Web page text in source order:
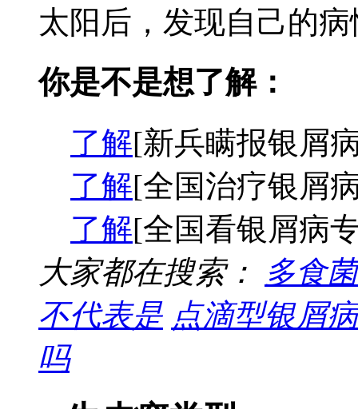
太阳后，发现自己的
你是不是想了解：
了解[新兵瞒报银屑
了解[全国治疗银屑
了解[全国看银屑病
大家都在搜索：
多食
不代表是 点滴型银屑
吗